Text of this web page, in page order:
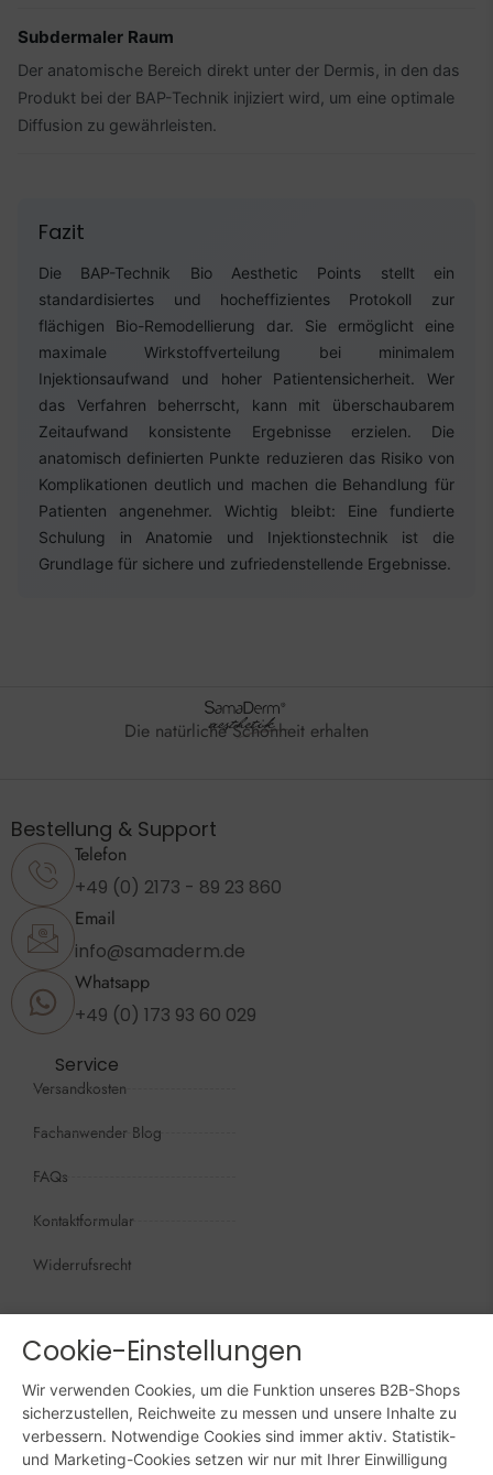
Subdermaler Raum
Der anatomische Bereich direkt unter der Dermis, in den das
Produkt bei der BAP-Technik injiziert wird, um eine optimale
Diffusion zu gewährleisten.
Fazit
Die BAP-Technik Bio Aesthetic Points stellt ein
standardisiertes und hocheffizientes Protokoll zur
flächigen Bio-Remodellierung dar. Sie ermöglicht eine
maximale Wirkstoffverteilung bei minimalem
Injektionsaufwand und hoher Patientensicherheit. Wer
das Verfahren beherrscht, kann mit überschaubarem
Zeitaufwand konsistente Ergebnisse erzielen. Die
anatomisch definierten Punkte reduzieren das Risiko von
Komplikationen deutlich und machen die Behandlung für
Patienten angenehmer. Wichtig bleibt: Eine fundierte
Schulung in Anatomie und Injektionstechnik ist die
Grundlage für sichere und zufriedenstellende Ergebnisse.
Die natürliche Schönheit erhalten
Bestellung & Support
Telefon
+49 (0) 2173 - 89 23 860
Email
info@samaderm.de
Whatsapp
+49 (0) 173 93 60 029
Service
Versandkosten
Fachanwender Blog
FAQs
Kontaktformular
Widerrufsrecht
Öffnungszeiten
Wir sind persönlich, für Sie da:
Mo - Do: 09:00 - 16:00 Uhr
Fr: 09:00 - 15:00 Uhr
Sa + So: geschlossen
Cookie-Einstellungen
Wir verwenden Cookies, um die Funktion unseres B2B-Shops
sicherzustellen, Reichweite zu messen und unsere Inhalte zu
verbessern. Notwendige Cookies sind immer aktiv. Statistik-
und Marketing-Cookies setzen wir nur mit Ihrer Einwilligung